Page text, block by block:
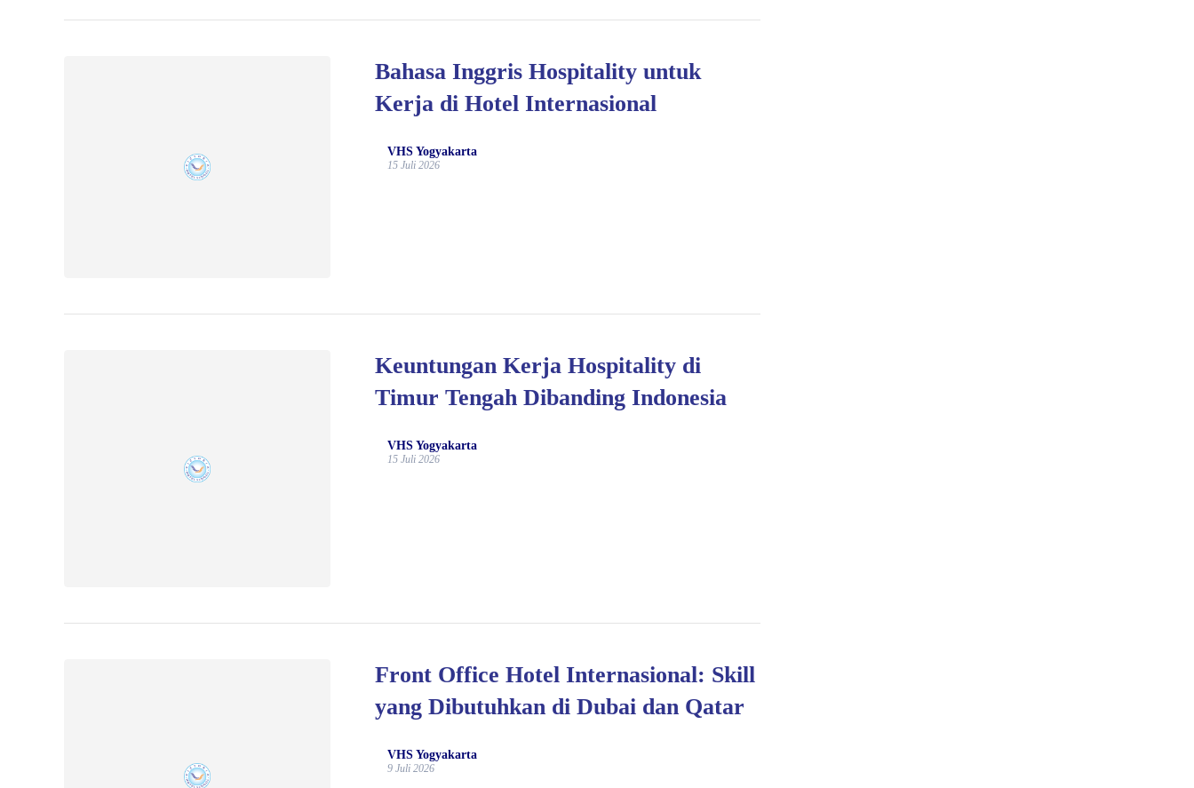
Bahasa Inggris Hospitality untuk
Kerja di Hotel Internasional
VHS Yogyakarta
15 Juli 2026
Keuntungan Kerja Hospitality di
Timur Tengah Dibanding Indonesia
VHS Yogyakarta
15 Juli 2026
Front Office Hotel Internasional: Skill
yang Dibutuhkan di Dubai dan Qatar
VHS Yogyakarta
9 Juli 2026